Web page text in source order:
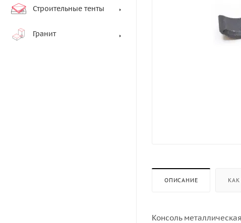
Строительные тенты
Гранит
ОПИСАНИЕ
Консоль